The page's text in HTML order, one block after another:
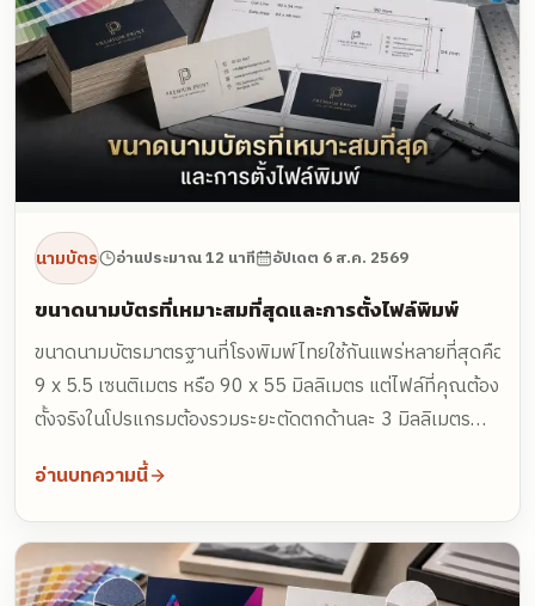
นามบัตร อ่านประมาณ 12 นาที อัปเดต 6 ส.ค. 2569
ขนาดนามบัตรที่เหมาะสมที่สุดและการตั้งไฟล์พิมพ์
ขนาดนามบัตรมาตรฐานที่โรงพิมพ์ไทยใช้กันแพร่หลายที่สุดคือ
9 x 5.5 เซนติเมตร หรือ 90 x 55 มิลลิเมตร แต่ไฟล์ที่คุณต้อง
ตั้งจริงในโปรแกรมต้องรวมระยะตัดตกด้านละ 3 มิลลิเมตร
กลายเป็น 96 x 61 มิลลิเมตร ไม่ใช่ 90 x 55 เฉย ๆ
อ่านบทความนี้